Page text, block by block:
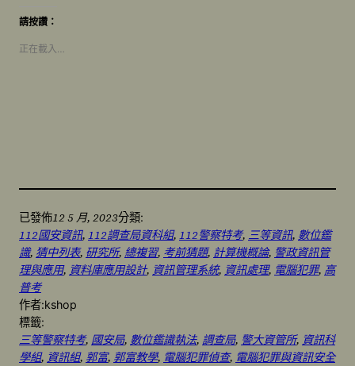
請按讚：
正在載入…
已發佈12 5 月, 2023分類:
112國安資訊, 112調查局資科組, 112警察特考, 三等資訊, 數位鑑
識, 猜中列表, 研究所, 總複習, 考前猜題, 計算機概論, 警政資訊管
理與應用, 資料庫應用設計, 資訊管理系統, 資訊處理, 電腦犯罪, 高
普考
作者:kshop
標籤:
三等警察特考, 國安局, 數位鑑識執法, 調查局, 警大資管所, 資訊科
學組, 資訊組, 郭富, 郭富教學, 電腦犯罪偵查, 電腦犯罪與資訊安全